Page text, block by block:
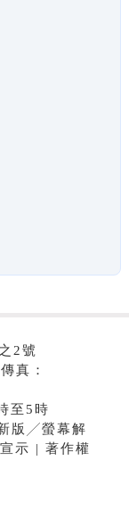
2號
真：
至5時
版╱螢幕解
示 | 著作權